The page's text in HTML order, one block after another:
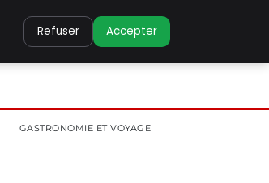
GASTRONOMIE ET VOYAGE
Refuser Accepter